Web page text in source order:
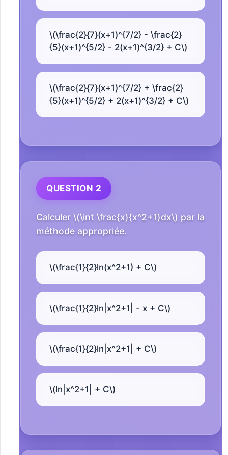
\(\frac{2}{7}(x+1)^{7/2} - \frac{2}
{5}(x+1)^{5/2} - 2(x+1)^{3/2} + C\)
\(\frac{2}{7}(x+1)^{7/2} + \frac{2}
{5}(x+1)^{5/2} + 2(x+1)^{3/2} + C\)
QUESTION 2
Calculer \(\int \frac{x}{x^2+1}dx\) par la
méthode appropriée.
\(\frac{1}{2}ln(x^2+1) + C\)
\(\frac{1}{2}ln|x^2+1| - x + C\)
\(\frac{1}{2}ln|x^2+1| + C\)
\(ln|x^2+1| + C\)